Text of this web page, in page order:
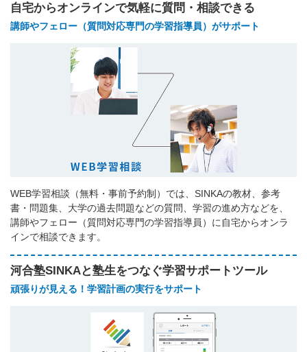
自宅からオンラインで気軽に質問・相談できる
講師やフェロー（質問対応専門の学習指導員）がサポート
WEB学習相談（無料・事前予約制）では、SINKAの教材、参考
書・問題集、大学の過去問題などの質問、学習の進め方などを、
講師やフェロー（質問対応専門の学習指導員）に自宅からオンラ
インで相談できます。
河合塾SINKAと塾生をつなぐ学習サポートツール
頑張りが見える！学習計画の実行をサポート